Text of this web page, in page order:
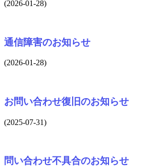
(2026-01-28)
通信障害のお知らせ
(2026-01-28)
お問い合わせ復旧のお知らせ
(2025-07-31)
問い合わせ不具合のお知らせ